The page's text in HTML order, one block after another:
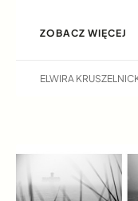
ZOBACZ WIĘCEJ
ELWIRA